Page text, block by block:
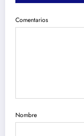
Comentarios
Nombre